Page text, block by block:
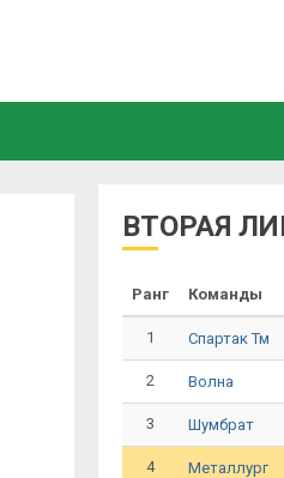
ВТОРАЯ
Ранг Команды
1 Спартак Тм
2 Волна
3 Шумбрат
4 Металлург